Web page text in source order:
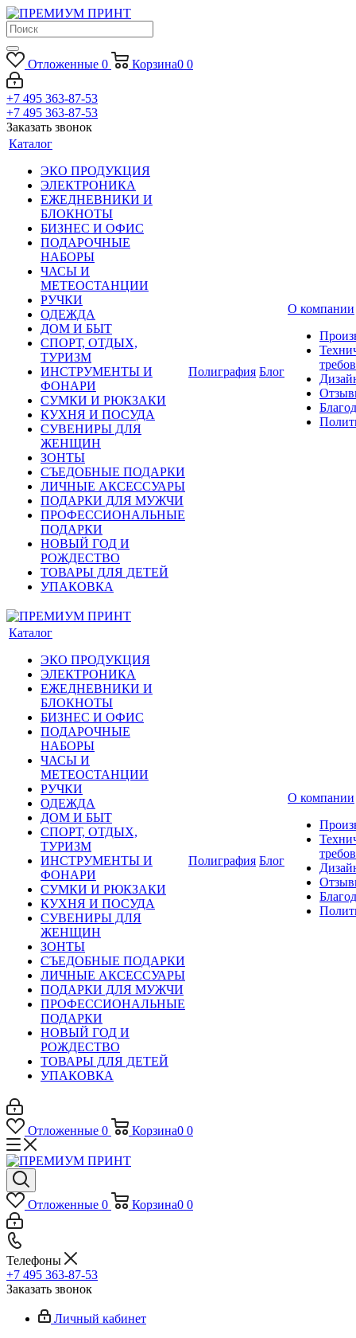
Отложенные 0 Корзина0 0
+7 495 363-87-53
+7 495 363-87-53
Заказать звонок
Каталог
ЭКО ПРОДУКЦИЯ
ЭЛЕКТРОНИКА
ЕЖЕДНЕВНИКИ И
БЛОКНОТЫ
БИЗНЕС И ОФИС
ПОДАРОЧНЫЕ
НАБОРЫ
ЧАСЫ И
МЕТЕОСТАНЦИИ
РУЧКИ
ОДЕЖДА
ДОМ И БЫТ
СПОРТ, ОТДЫХ,
ТУРИЗМ
ИНСТРУМЕНТЫ И
ФОНАРИ
СУМКИ И РЮКЗАКИ
КУХНЯ И ПОСУДА
СУВЕНИРЫ ДЛЯ
ЖЕНЩИН
ЗОНТЫ
СЪЕДОБНЫЕ ПОДАРКИ
ЛИЧНЫЕ АКСЕССУАРЫ
ПОДАРКИ ДЛЯ МУЖЧИ
ПРОФЕССИОНАЛЬНЫЕ
ПОДАРКИ
НОВЫЙ ГОД И
РОЖДЕСТВО
ТОВАРЫ ДЛЯ ДЕТЕЙ
УПАКОВКА
Полиграфия Блог
О компании
Каталог
ЭКО ПРОДУКЦИЯ
ЭЛЕКТРОНИКА
ЕЖЕДНЕВНИКИ И
БЛОКНОТЫ
БИЗНЕС И ОФИС
ПОДАРОЧНЫЕ
НАБОРЫ
ЧАСЫ И
МЕТЕОСТАНЦИИ
РУЧКИ
ОДЕЖДА
ДОМ И БЫТ
СПОРТ, ОТДЫХ,
ТУРИЗМ
ИНСТРУМЕНТЫ И
ФОНАРИ
СУМКИ И РЮКЗАКИ
КУХНЯ И ПОСУДА
СУВЕНИРЫ ДЛЯ
ЖЕНЩИН
ЗОНТЫ
СЪЕДОБНЫЕ ПОДАРКИ
ЛИЧНЫЕ АКСЕССУАРЫ
ПОДАРКИ ДЛЯ МУЖЧИ
ПРОФЕССИОНАЛЬНЫЕ
ПОДАРКИ
НОВЫЙ ГОД И
РОЖДЕСТВО
ТОВАРЫ ДЛЯ ДЕТЕЙ
УПАКОВКА
Полиграфия Блог
О компании
Отложенные 0 Корзина0 0
Отложенные 0 Корзина0 0
Телефоны
+7 495 363-87-53
Заказать звонок
Личный кабинет